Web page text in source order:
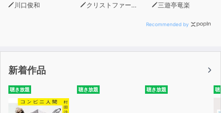
川口俊和 クリストファー・マクドゥーガル 三遊亭竜楽
Recommended by
新着作品
聴き放題 聴き放題 聴き放題 聴